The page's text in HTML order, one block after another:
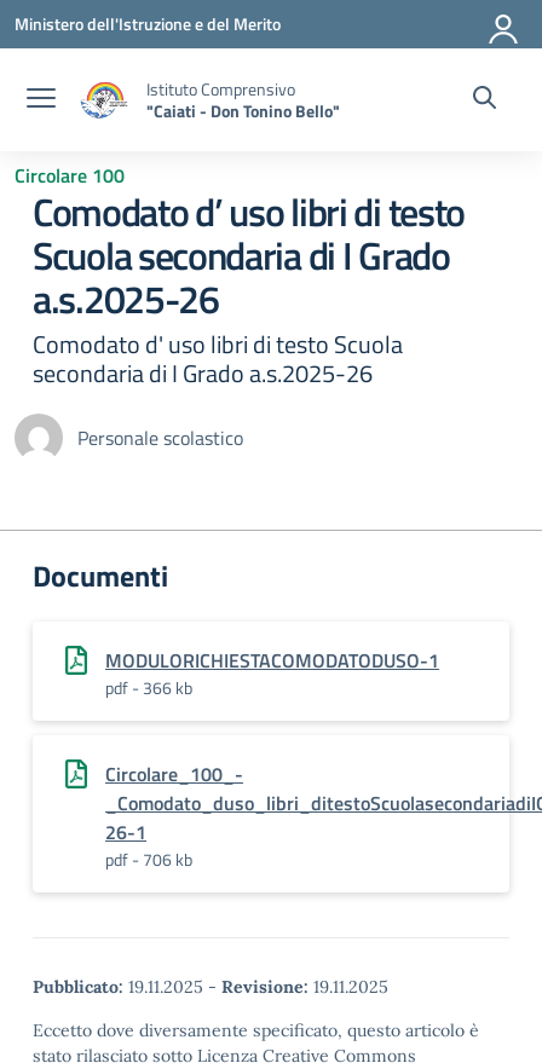
Vai ai contenuti
Vai al menu di navigazione
Vai al footer
Ministero dell'Istruzione e del Merito
Istituto Comprensivo
"Caiati - Don Tonino Bello"
Circolare 100
Comodato d’ uso libri di testo
Scuola secondaria di I Grado
a.s.2025-26
Comodato d' uso libri di testo Scuola
secondaria di I Grado a.s.2025-26
Personale scolastico
Documenti
MODULORICHIESTACOMODATODUSO-1
pdf - 366 kb
Circolare_100_-
26-1
pdf - 706 kb
Pubblicato: 19.11.2025 - Revisione: 19.11.2025
Eccetto dove diversamente specificato, questo articolo è
stato rilasciato sotto Licenza Creative Commons